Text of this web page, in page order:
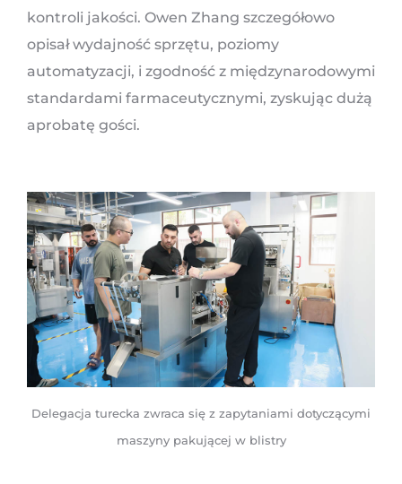
kontroli jakości. Owen Zhang szczegółowo
opisał wydajność sprzętu, poziomy
automatyzacji, i zgodność z międzynarodowymi
standardami farmaceutycznymi, zyskując dużą
aprobatę gości.
Delegacja turecka zwraca się z zapytaniami dotyczącymi
maszyny pakującej w blistry